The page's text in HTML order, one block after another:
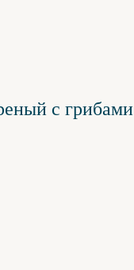
с грибами